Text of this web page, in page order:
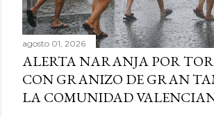
agosto 01, 2026
ALERTA NARANJA POR
CON GRANIZO DE GRAN
LA COMUNIDAD